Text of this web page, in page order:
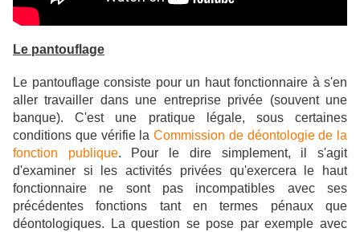
Le pantouflage
Le pantouflage consiste pour un haut fonctionnaire à s'en
aller travailler dans une entreprise privée (souvent une
banque). C'est une pratique légale, sous certaines
conditions que vérifie la Commission de déontologie de la
fonction publique. Pour le dire simplement, il s'agit
d'examiner si les activités privées qu'exercera le haut
fonctionnaire ne sont pas incompatibles avec ses
précédentes fonctions tant en termes pénaux que
déontologiques. La question se pose par exemple avec